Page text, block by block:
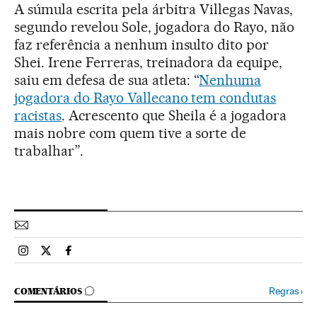
A súmula escrita pela árbitra Villegas Navas,
segundo revelou Sole, jogadora do Rayo, não
faz referência a nenhum insulto dito por
Shei. Irene Ferreras, treinadora da equipe,
saiu em defesa de sua atleta: “Nenhuma
jogadora do Rayo Vallecano tem condutas
racistas. Acrescento que Sheila é a jogadora
mais nobre com quem tive a sorte de
trabalhar”.
Esportes El País Brasil en Instagram
Esportes El País Brasil en Twitter
Esportes El País Brasil en Facebook
COMENTÁRIOS
COMENTÁRIOS Regras›